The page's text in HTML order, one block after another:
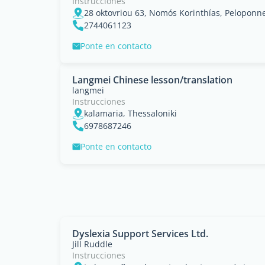
28 oktovriou 63, Nomós Korinthías,
2744061123
Ponte en contacto
Langmei Chinese lesson/translation
langmei
Instrucciones
kalamaria, Thessaloniki
6978687246
Ponte en contacto
Dyslexia Support Services Ltd.
Jill Ruddle
Instrucciones